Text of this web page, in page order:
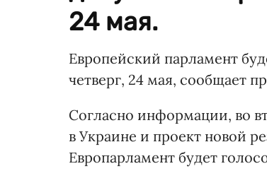
24 мая.
Европейский парламент
четверг, 24 мая, сообщает
Согласно информации, во
в Украине и проект новой
Европарламент будет